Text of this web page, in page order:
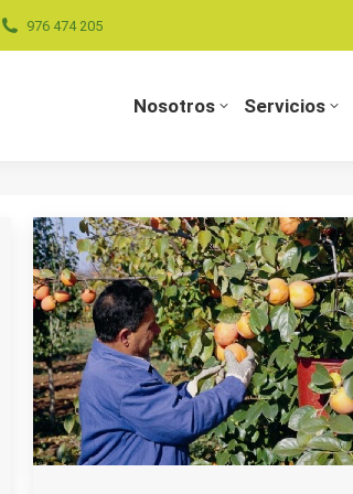
976 474 205
Nosotros Servicios